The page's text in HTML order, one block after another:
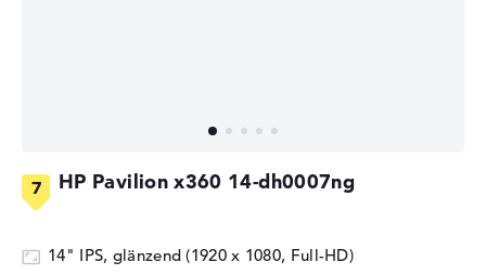
HP Pavilion x360 14-dh0007ng
14" IPS, glänzend (1920 x 1080, Full-HD)